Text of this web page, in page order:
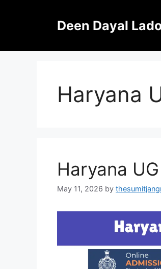
Deen Dayal
Haryana
Haryana
May 11, 2026 by